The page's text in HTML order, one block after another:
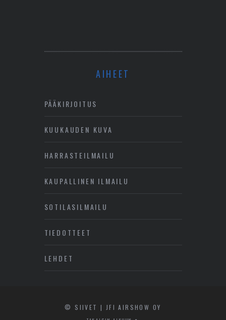
AIHEET
PÄÄKIRJOITUS
KUUKAUDEN KUVA
HARRASTEILMAILU
KAUPALLINEN ILMAILU
SOTILASILMAILU
TIEDOTTEET
LEHDET
© SIIVET | JFI AIRSHOW OY